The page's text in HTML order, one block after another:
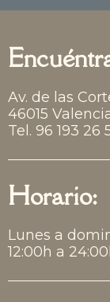
Av. de las
46015
Tel. 96 193 26
Horario:
Lunes a
12:00h a